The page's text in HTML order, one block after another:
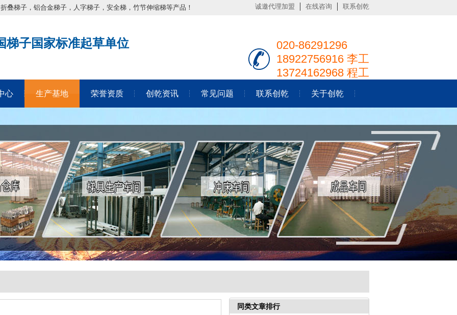
叠梯子，铝合金梯子，人字梯子，安全梯，竹节伸缩梯等产品！ 诚邀代理加盟 在线咨询 联系创乾
梯子国家标准起草单位
020-86291296
18922756916 李工
13724162968 程工
心 生产基地 荣誉资质 创乾资讯 常见问题 联系创乾 关于创乾
同类文章排行